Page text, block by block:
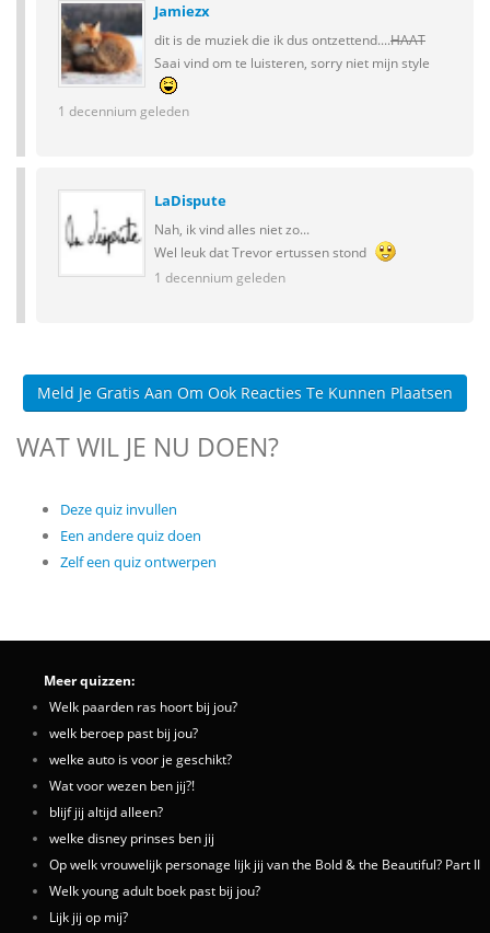
Jamiezx
dit is de muziek die ik dus ontzettend....HAAT
Saai vind om te luisteren, sorry niet mijn style
1 decennium geleden
LaDispute
Nah, ik vind alles niet zo...
Wel leuk dat Trevor ertussen stond
1 decennium geleden
Meld Je Gratis Aan Om Ook Reacties Te Kunnen Plaatsen
WAT WIL JE NU DOEN?
Deze quiz invullen
Een andere quiz doen
Zelf een quiz ontwerpen
Meer quizzen:
Welk paarden ras hoort bij jou?
welk beroep past bij jou?
welke auto is voor je geschikt?
Wat voor wezen ben jij?!
blijf jij altijd alleen?
welke disney prinses ben jij
Op welk vrouwelijk personage lijk jij van the Bold & the Beautiful? Part II
Welk young adult boek past bij jou?
Lijk jij op mij?